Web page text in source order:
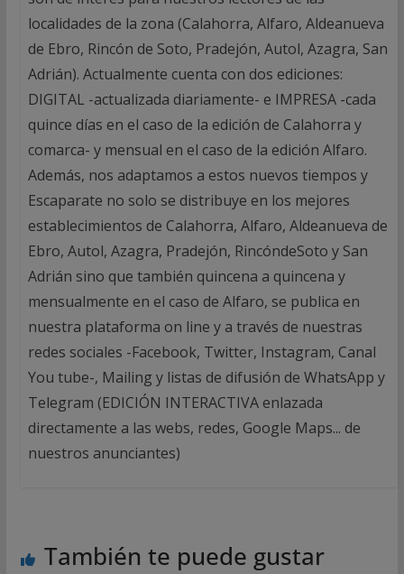
localidades de la zona (Calahorra, Alfaro, Aldeanueva
de Ebro, Rincón de Soto, Pradejón, Autol, Azagra, San
Adrián). Actualmente cuenta con dos ediciones:
DIGITAL -actualizada diariamente- e IMPRESA -cada
quince días en el caso de la edición de Calahorra y
comarca- y mensual en el caso de la edición Alfaro.
Además, nos adaptamos a estos nuevos tiempos y
Escaparate no solo se distribuye en los mejores
establecimientos de Calahorra, Alfaro, Aldeanueva de
Ebro, Autol, Azagra, Pradejón, RincóndeSoto y San
Adrián sino que también quincena a quincena y
mensualmente en el caso de Alfaro, se publica en
nuestra plataforma on line y a través de nuestras
redes sociales -Facebook, Twitter, Instagram, Canal
You tube-, Mailing y listas de difusión de WhatsApp y
Telegram (EDICIÓN INTERACTIVA enlazada
directamente a las webs, redes, Google Maps... de
nuestros anunciantes)
También te puede gustar